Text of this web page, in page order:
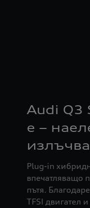
Audi Q3
e –
Plug-in
впечатляващо
пътя.
TFSI двигател и